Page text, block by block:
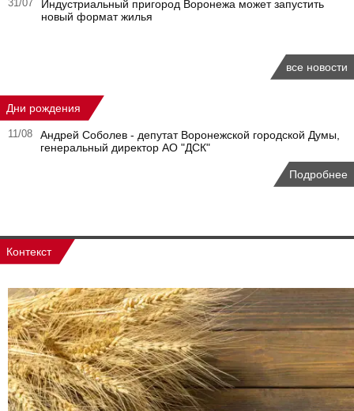
31/07
Индустриальный пригород Воронежа может запустить
новый формат жилья
все новости
Дни рождения
11/08
Андрей Соболев - депутат Воронежской городской Думы,
генеральный директор АО "ДСК"
Подробнее
Контекст